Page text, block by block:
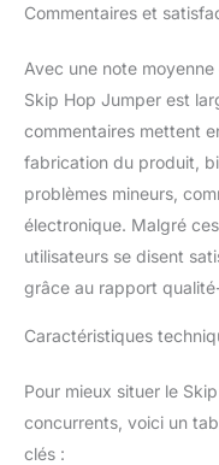
Commentaires et
Avec une note
Skip Hop Jumper est
commentaires mettent
fabrication du produit,
problèmes mineurs,
électronique. Malgré
utilisateurs se disent
grâce au rapport
Caractéristiques
Pour mieux situer le
concurrents, voici un
clés :